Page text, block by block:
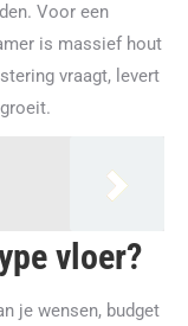
Voor een
is massief hout
vraagt, levert
vloer?
je wensen, budget